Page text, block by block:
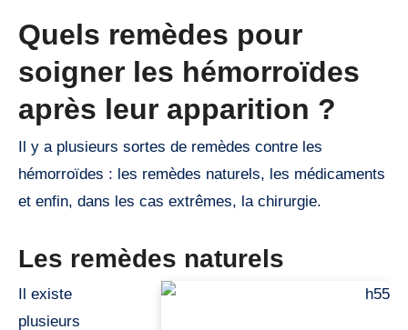
Quels remèdes pour
soigner les hémorroïdes
après leur apparition ?
Il y a plusieurs sortes de remèdes contre les
hémorroïdes : les remèdes naturels, les médicaments
et enfin, dans les cas extrêmes, la chirurgie.
Les remèdes naturels
Il existe
plusieurs